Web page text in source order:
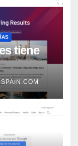
tiene